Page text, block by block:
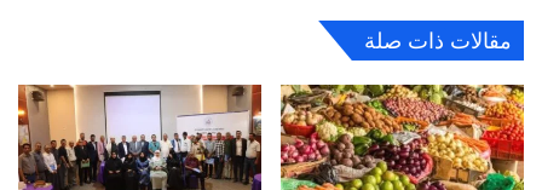
مقالات ذات صلة